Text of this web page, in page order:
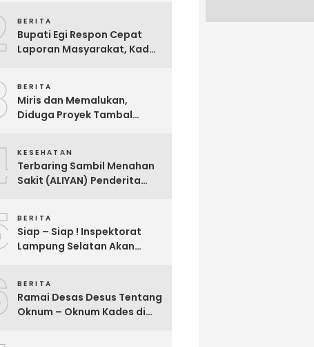
Hebohkan Warga Bakauheni
BERITA
Bupati Egi Respon Cepat
Laporan Masyarakat, Kades
BERITA
Miris dan Memalukan,
Diduga Proyek Tambal
Selatan Dikerjakan Asal
Asalan !!
KESEHATAN
Terbaring Sambil Menahan
Sakit (ALIYAN) Penderita
BERITA
Siap – Siap ! Inspektorat
Lampung Selatan Akan
Ini
BERITA
Ramai Desas Desus Tentang
Oknum – Oknum Kades di